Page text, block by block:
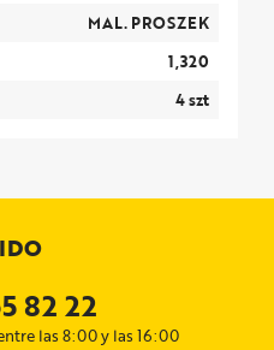
MAL. PROSZEK
1,320
4 szt
82 22
las 8:00 y las 16:00